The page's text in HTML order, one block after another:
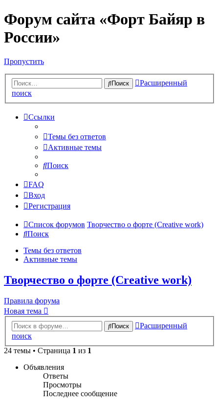
Форум сайта «Форт Байяр в
России»
Пропустить
Поиск
Расширенный
поиск
Ссылки
Темы без ответов
Активные темы
Поиск
FAQ
Вход
Регистрация
Список форумов Творчество о форте (Creative work)
Поиск
Темы без ответов
Активные темы
Творчество о форте (Creative work)
Правила форума
Новая тема
Поиск
Расширенный
поиск
24 темы • Страница 1 из 1
Объявления
Ответы
Просмотры
Последнее сообщение